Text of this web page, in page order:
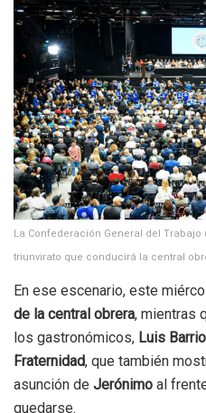
La Confederación General del
triunvirato que conducirá la central
En ese escenario, este
de la central obrera, mientras
los gastronómicos, Luis
Fraternidad, que también
asunción de Jerónimo al
quedarse.